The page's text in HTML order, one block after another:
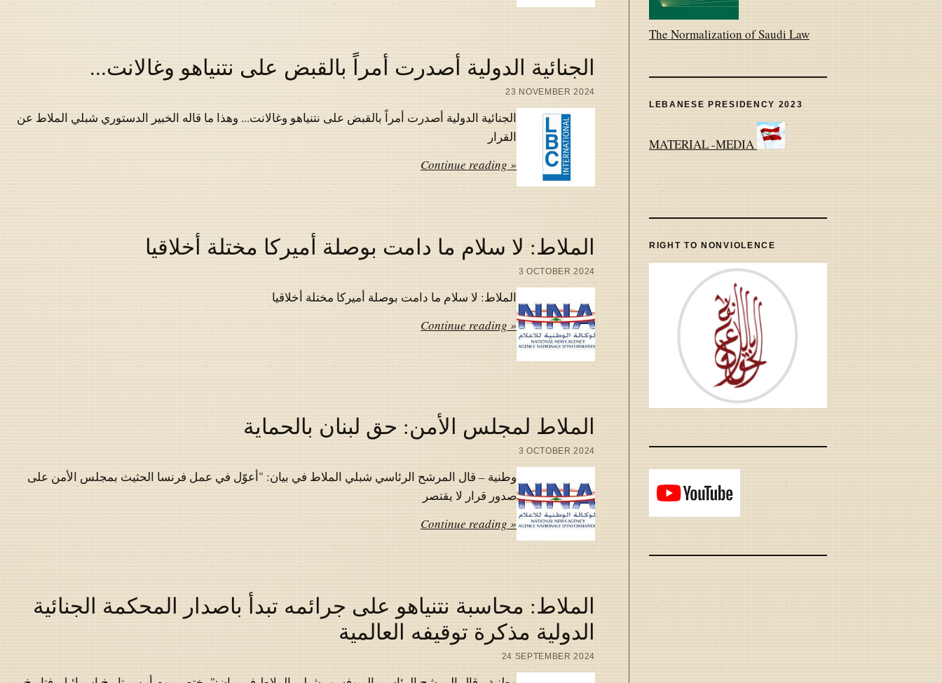
الجنائية الدولية أصدرت أمراً بالقبض على نتنياهو وغالانت...
23 NOVEMBER 2024
الجنائية الدولية أصدرت أمراً بالقبض على نتنياهو وغالانت... وهذا ما قاله الخبير الدستوري شبلي الملاط عن
القرار
Continue reading »
الملاط: لا سلام ما دامت بوصلة أميركا مختلة أخلاقيا
3 OCTOBER 2024
الملاط: لا سلام ما دامت بوصلة أميركا مختلة أخلاقيا
Continue reading »
الملاط لمجلس الأمن: حق لبنان بالحماية
3 OCTOBER 2024
وطنية – قال المرشح الرئاسي شبلي الملاط في بيان: "أعوّل في عمل فرنسا الحثيث بمجلس الأمن على
صدور قرار لا يقتصر
Continue reading »
الملاط: محاسبة نتنياهو على جرائمه تبدأ باصدار المحكمة الجنائية
الدولية مذكرة توقيفه العالمية
24 SEPTEMBER 2024
The Normalization of Saudi Law
LEBANESE PRESIDENCY 2023
MATERIAL -MEDIA
RIGHT TO NONVIOLENCE